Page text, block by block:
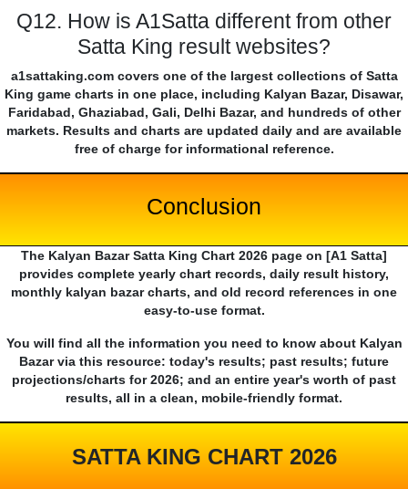
Q12. How is A1Satta different from other
Satta King result websites?
a1sattaking.com covers one of the largest collections of Satta
King game charts in one place, including Kalyan Bazar, Disawar,
Faridabad, Ghaziabad, Gali, Delhi Bazar, and hundreds of other
markets. Results and charts are updated daily and are available
free of charge for informational reference.
Conclusion
The Kalyan Bazar Satta King Chart 2026 page on [A1 Satta]
provides complete yearly chart records, daily result history,
monthly kalyan bazar charts, and old record references in one
easy-to-use format.
You will find all the information you need to know about Kalyan
Bazar via this resource: today's results; past results; future
projections/charts for 2026; and an entire year's worth of past
results, all in a clean, mobile-friendly format.
SATTA KING CHART 2026